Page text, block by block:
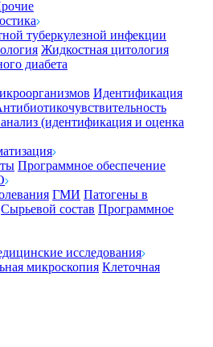
туберкулезной инфекции
Жидкостная цитология
диабета
Идентификация
(идентификация и оценка
Программное обеспечение
ГМИ Патогены в
Сырьевой состав Программное
исследования
микроскопия Клеточная